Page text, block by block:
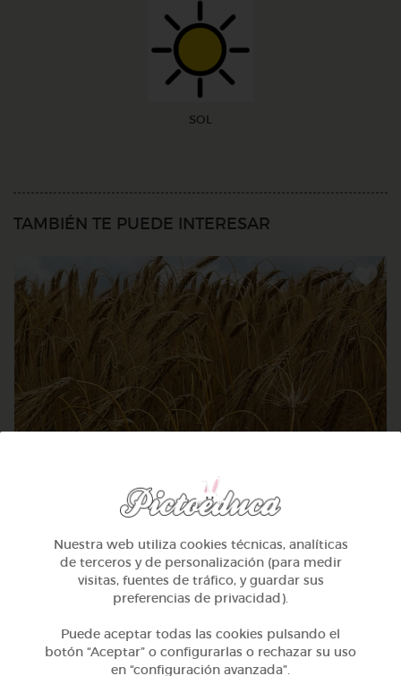
SOL
TAMBIÉN TE PUEDE INTERESAR
Otros
@Webparaelespanol
Nuestra web utiliza cookies técnicas, analíticas
de terceros y de personalización (para medir
visitas, fuentes de tráfico, y guardar sus
preferencias de privacidad).
Puede aceptar todas las cookies pulsando el
botón “Aceptar” o configurarlas o rechazar su uso
en “configuración avanzada”.